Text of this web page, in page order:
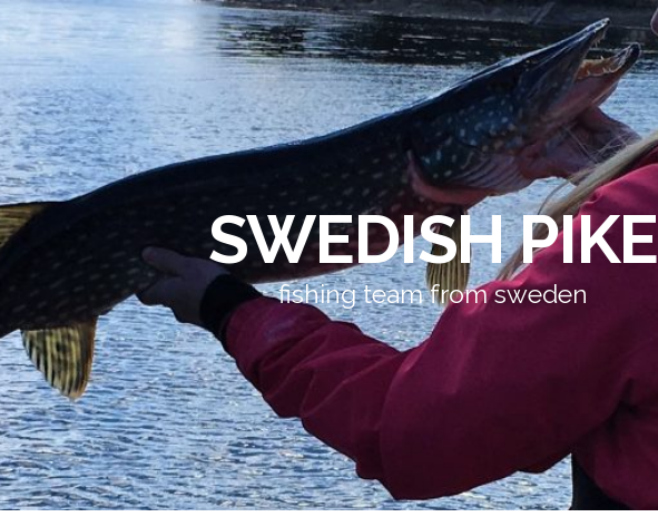
SWEDISH PIKE
fishing team from sweden